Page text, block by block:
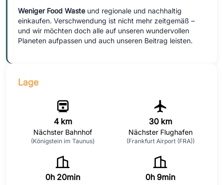
Weniger Food Waste und regionale und nachhaltig
einkaufen. Verschwendung ist nicht mehr zeitgemäß –
und wir möchten doch alle auf unseren wundervollen
Planeten aufpassen und auch unseren Beitrag leisten.
Lage
4 km
Nächster Bahnhof
(Königstein im Taunus)
30 km
Nächster Flughafen
(Frankfurt Airport (FRA))
0h 20min 0h 9min